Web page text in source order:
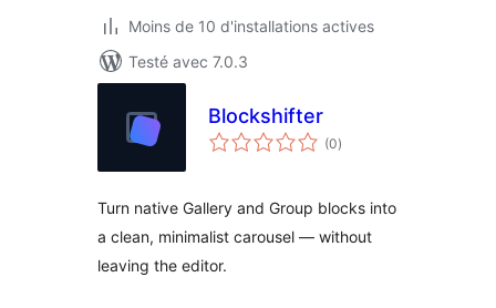
Moins de 10 d'installations actives
Testé avec 7.0.3
Blockshifter
(0notes
en
)
Turn native Gallery and Group blocks into
a clean, minimalist carousel — without
leaving the editor.